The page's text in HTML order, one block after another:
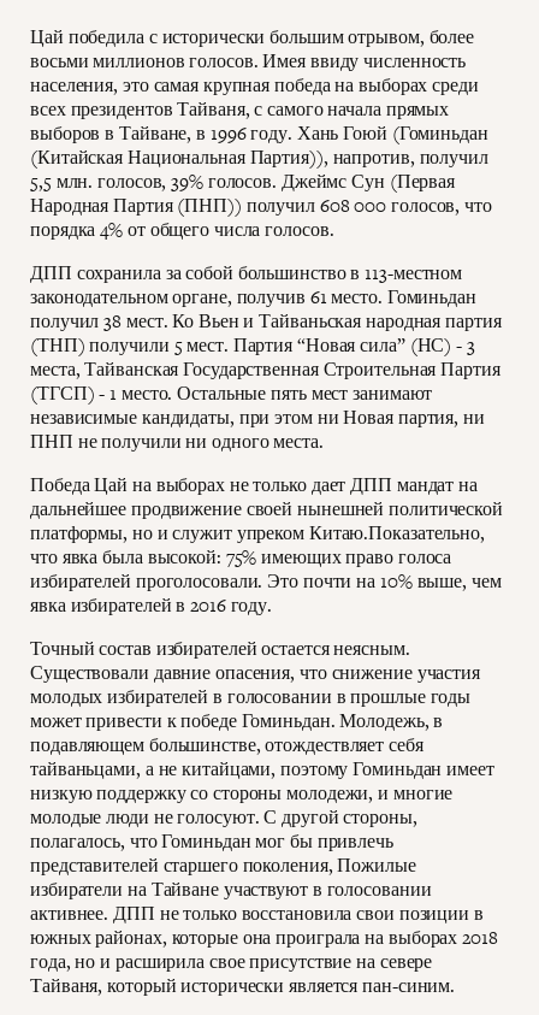
Цай победила с исторически большим отрывом, более
восьми миллионов голосов. Имея ввиду численность
населения, это самая крупная победа на выборах среди
всех президентов Тайваня, с самого начала прямых
выборов в Тайване, в 1996 году. Хань Гоюй (Гоминьдан
(Китайская Национальная Партия)), напротив, получил
5,5 млн. голосов, 39% голосов. Джеймс Сун (Первая
Народная Партия (ПНП)) получил 608 000 голосов, что
порядка 4% от общего числа голосов.
ДПП сохранила за собой большинство в 113-местном
законодательном органе, получив 61 место. Гоминьдан
получил 38 мест. Ко Вьен и Тайваньская народная партия
(ТНП) получили 5 мест. Партия “Новая сила” (НС) - 3
места, Тайванская Государственная Строительная Партия
(ТГСП) - 1 место. Остальные пять мест занимают
независимые кандидаты, при этом ни Новая партия, ни
ПНП не получили ни одного места.
Победа Цай на выборах не только дает ДПП мандат на
дальнейшее продвижение своей нынешней политической
платформы, но и служит упреком Китаю.Показательно,
что явка была высокой: 75% имеющих право голоса
избирателей проголосовали. Это почти на 10% выше, чем
явка избирателей в 2016 году.
Точный состав избирателей остается неясным.
Существовали давние опасения, что снижение участия
молодых избирателей в голосовании в прошлые годы
может привести к победе Гоминьдан. Молодежь, в
подавляющем большинстве, отождествляет себя
тайваньцами, а не китайцами, поэтому Гоминьдан имеет
низкую поддержку со стороны молодежи, и многие
молодые люди не голосуют. С другой стороны,
полагалось, что Гоминьдан мог бы привлечь
представителей старшего поколения, Пожилые
избиратели на Тайване участвуют в голосовании
активнее. ДПП не только восстановила свои позиции в
южных районах, которые она проиграла на выборах 2018
года, но и расширила свое присутствие на севере
Тайваня, который исторически является пан-синим.